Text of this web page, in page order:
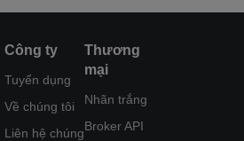
Công ty
Tuyển dụng
Về chúng tôi
Liên hệ chúng
Thương
mại
Nhãn trắng
Broker API